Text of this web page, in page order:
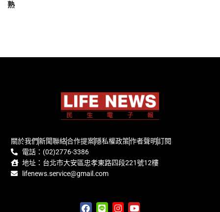
熟
關於我們新聞聯絡合作提案隱私權政策作者聲明訂閱
電話：(02)2776-3386
地址：台北市大安區忠孝東路四段221號12樓
lifenews.service@gmail.com